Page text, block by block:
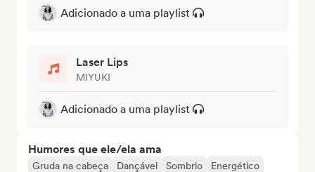
Adicionado a uma playlist
Laser Lips
MIYUKI
Adicionado a uma playlist
Humores que ele/ela ama
Gruda na cabeça Dançável Sombrio
Energético